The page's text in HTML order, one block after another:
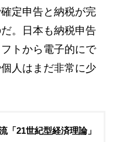
定申告と納税が完
。日本も納税申告
トから電子的にで
人はまだ非常に少
「21世紀型経済理論」